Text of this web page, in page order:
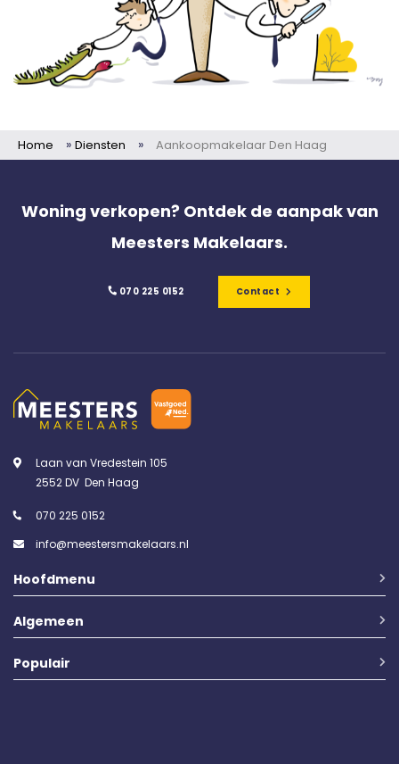
Home » Diensten » Aankoopmakelaar Den Haag
Woning verkopen? Ontdek de aanpak van
Meesters Makelaars.
070 225 0152 Contact
Laan van Vredestein 105
2552 DV Den Haag
070 225 0152
info@meestersmakelaars.nl
Hoofdmenu
Algemeen
Populair